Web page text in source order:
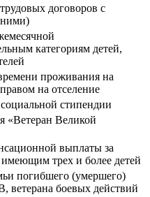
договоров с
категориям детей,
проживания на
на отселение
стипендии
«Ветеран Великой
выплаты за
трех и более детей
погибшего (умершего)
ветерана боевых действий